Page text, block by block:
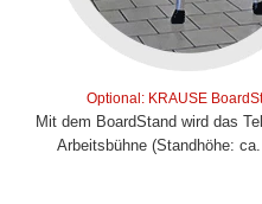
Optional: KRAUSE
Mit dem BoardStand wird das
Arbeitsbühne (Standhöhe: